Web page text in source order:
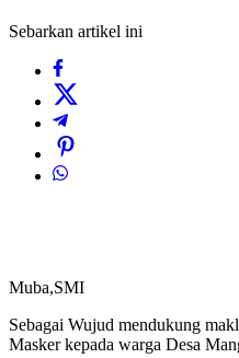
Sebarkan artikel ini
Muba,SMI
Sebagai Wujud mendukung
Masker kepada warga Desa